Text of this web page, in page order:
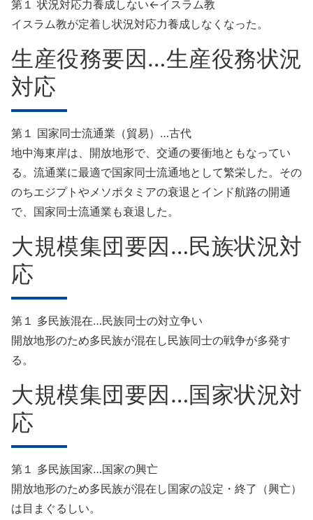
第１ 状況対応力養成しない←イスラム教
イスラム教が定着し状況対応力養成しなくなった。
生産役務要因…生産役務状況
対応
第１ 国家同士流通業（貿易）…古代
地中海東岸は、開放地形で、交通の要衝地ともなってい
る。流通業に最適で国家同士流通地として繁栄した。その
のちエジプトやメソポタミアの衰退とインド航路の開通
で、国家同士流通業も衰退した。
大規模集団要因…民族状況対
応
第１ 多民族混在…民族同士の対立争い
開放地形のため多民族が混在し民族同士の戦争が多発す
る。
大規模集団要因…国家状況対
応
第１ 多民族国家…国家の興亡
開放地形のため多民族が混在し国家の設定・終了（興亡）
は目まぐるしい。